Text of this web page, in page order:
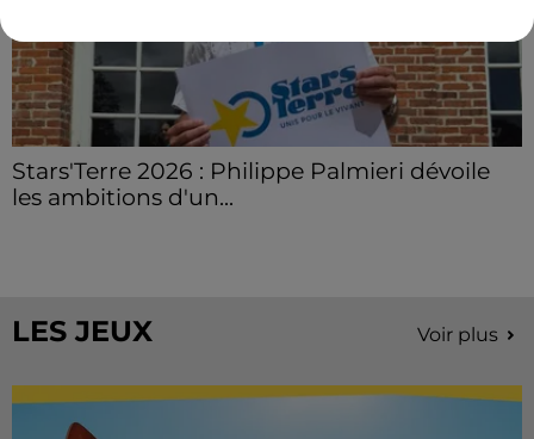
Stars'Terre 2026 : Philippe Palmieri dévoile
les ambitions d'un...
LES JEUX Voir plus